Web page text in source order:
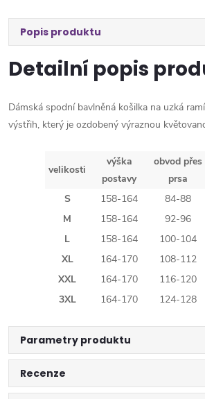
Popis produktu
Detailní popis
Dámská spodní bavlněná košilka na uzká
výstřih, který je ozdobený výraznou
velikosti
výška
postavy
obvod přes
prsa
S
158-164 84-88
M
158-164 92-96
L
158-164 100-104
XL
164-170 108-112
XXL
164-170 116-120
3XL
164-170 124-128
Parametry produktu
Recenze